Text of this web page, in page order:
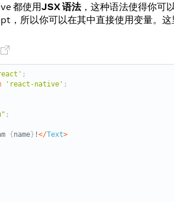
都使用JSX 语法，这种语法使得你可
，所以你可以在其中直接使用变量。